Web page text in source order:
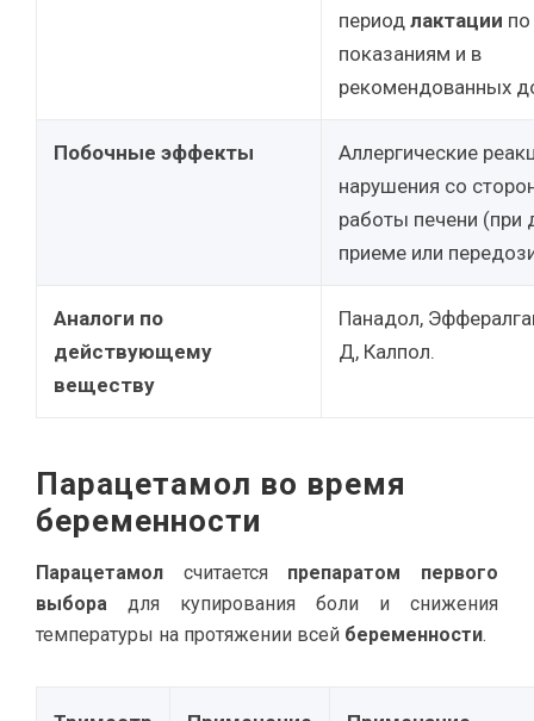
период лактации по
показаниям и в
рекомендованных
Побочные эффекты
Аллергические
нарушения со
работы печени (при
приеме или
Аналоги по
действующему
веществу
Панадол,
Д, Калпол.
Парацетамол во время
беременности
Парацетамол считается препаратом первого
выбора для купирования боли и снижения
температуры на протяжении всей беременности.